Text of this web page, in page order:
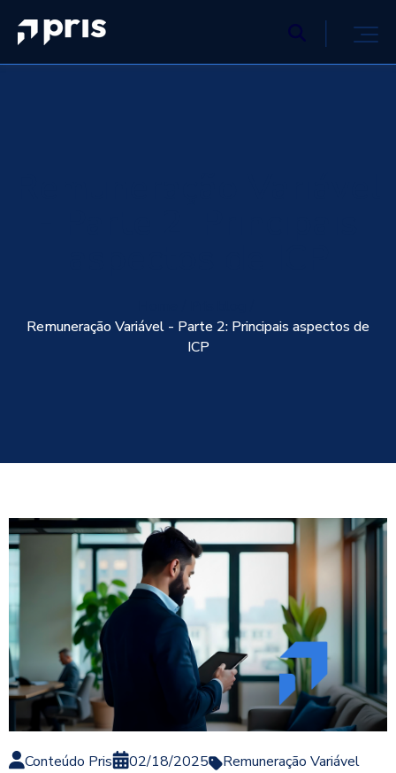
Remuneração Variável - Parte 2: Principais aspectos de
ICP
Conteúdo Pris 02/18/2025 Remuneração Variável